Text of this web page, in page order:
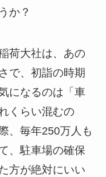
か？
荷大社は、あの
で、初詣の時期
になるのは「車
くらい混むの
、毎年250万人も
、駐車場の確保
方が絶対にいい